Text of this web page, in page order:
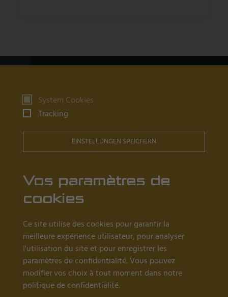
Tables d'horloger
Orfèvrerie
Tables de tonneau
Postes de travail en salle blanche
Ce qu'il faut savoir
Revendeurs près de chez vous
Actualités
À propos de nous
Références
System Cookies
Tracking
EINSTELLUNGEN SPEICHERN
Vos paramètres de
cookies
Ce site utilise des cookies pour garantir la
meilleure expérience utilisateur, pour analyser
l'utilisation du site et pour enregistrer les
paramètres de confidentialité. Vous pouvez
modifier vos choix à tout moment dans notre
politique de confidentialité.